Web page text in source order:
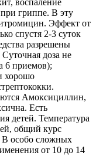
гриппе. В эту
Эффект от
спустя 2-3 суток
разрешены
доза не
6 приемов);
хорошо
Амоксициллин,
Есть
детей. Температура
общий курс
В особо сложных
от 10 до 14